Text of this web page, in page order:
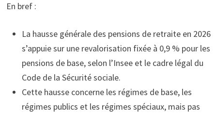
En bref :
La hausse générale des pensions de retraite en 2026
s’appuie sur une revalorisation fixée à 0,9 % pour les
pensions de base, selon l’Insee et le cadre légal du
Code de la Sécurité sociale.
Cette hausse concerne les régimes de base, les
régimes publics et les régimes spéciaux, mais pas